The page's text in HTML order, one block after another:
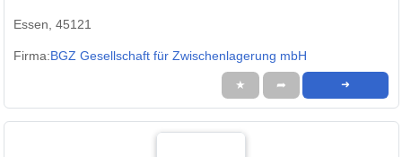
Essen, 45121
Firma:BGZ Gesellschaft für Zwischenlagerung mbH
★ ➦ ➜